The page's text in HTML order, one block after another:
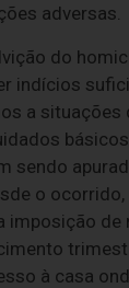
adversas.
do
indícios
a
sendo
o
imposição de
à casa